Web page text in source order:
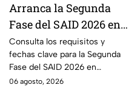
Arranca la Segunda
Fase del SAID 2026 en
Edomex para grados
intermedios: Fechas
clave y requisitos para
cambios de escuela
Consulta los requisitos y
fechas clave para la Segunda
Fase del SAID 2026 en
Edomex y asegura el traslado
06 agosto, 2026